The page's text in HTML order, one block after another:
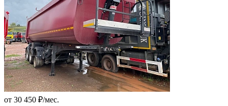
от 30 450 ₽/мес.